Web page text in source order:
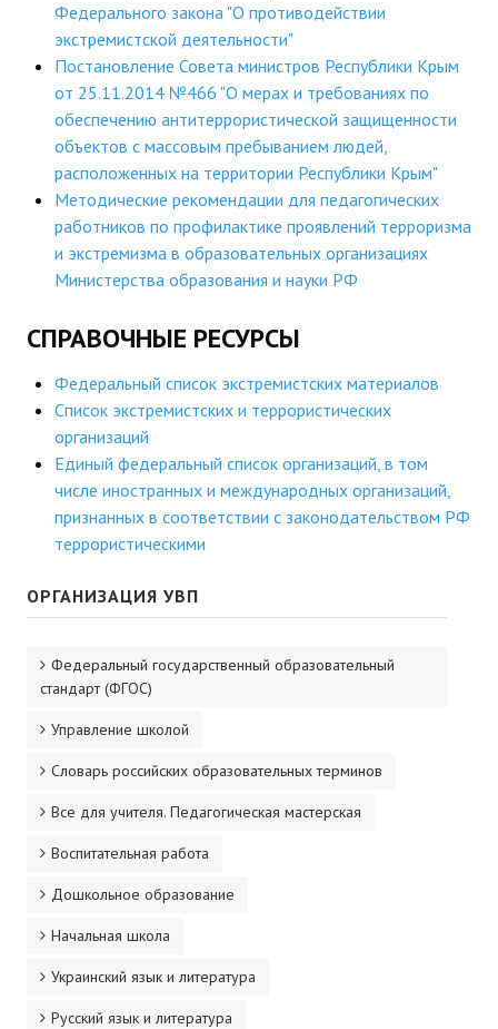
Федерального закона "О противодействии
экстремистской деятельности"
Постановление Совета министров Республики Крым
от 25.11.2014 №466 "О мерах и требованиях по
обеспечению антитеррористической защищенности
объектов с массовым пребыванием людей,
расположенных на территории Республики Крым"
Методические рекомендации для педагогических
работников по профилактике проявлений терроризма
и экстремизма в образовательных организациях
Министерства образования и науки РФ
СПРАВОЧНЫЕ РЕСУРСЫ
Федеральный список экстремистских материалов
Список экстремистских и террористических
организаций
Единый федеральный список организаций, в том
числе иностранных и международных организаций,
признанных в соответствии с законодательством РФ
террористическими
ОРГАНИЗАЦИЯ УВП
Федеральный государственный образовательный
стандарт (ФГОС)
Управление школой
Словарь российских образовательных терминов
Все для учителя. Педагогическая мастерская
Воспитательная работа
Дошкольное образование
Начальная школа
Украинский язык и литература
Русский язык и литература